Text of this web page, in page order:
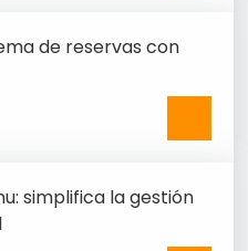
de reservas con
simplifica la gestión